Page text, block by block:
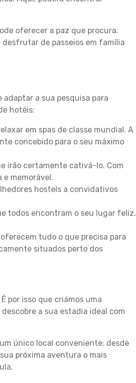
oferecer a paz que procura.
de passeios em família
a sua pesquisa para
hotéis:
em spas de classe mundial. A
concebido para o seu máximo
irão certamente cativá-lo. Com
memorável.
hostels a convidativos
todos encontram o seu lugar feliz.
tudo o que precisa para
situados perto dos
por isso que criámos uma
a sua estadia ideal com
único local conveniente: desde
próxima aventura o mais